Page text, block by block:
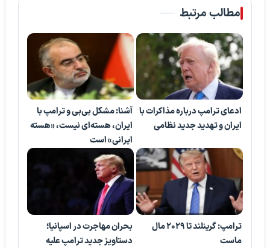
مطالب مرتبط
ادعای ترامپ درباره مذاکرات با
ایران و تهدید جدید نظامی
آشنا: مشکل بی‌بی‌ و ترامپ با
ایران، هسته‌ای نیست، «هسته
ایرانی» است
ترامپ: گرینلند تا ۲۰۲۹ مال
ماست
بحران مهاجرت در اسپانیا؛
دستاویز جدید ترامپ علیه